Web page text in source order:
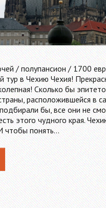
/ полупансион / 1700
тур в Чехию Чехия!
Сколько бы
расположившейся в
бы, все они не
этого чудного края.
чтобы понять…